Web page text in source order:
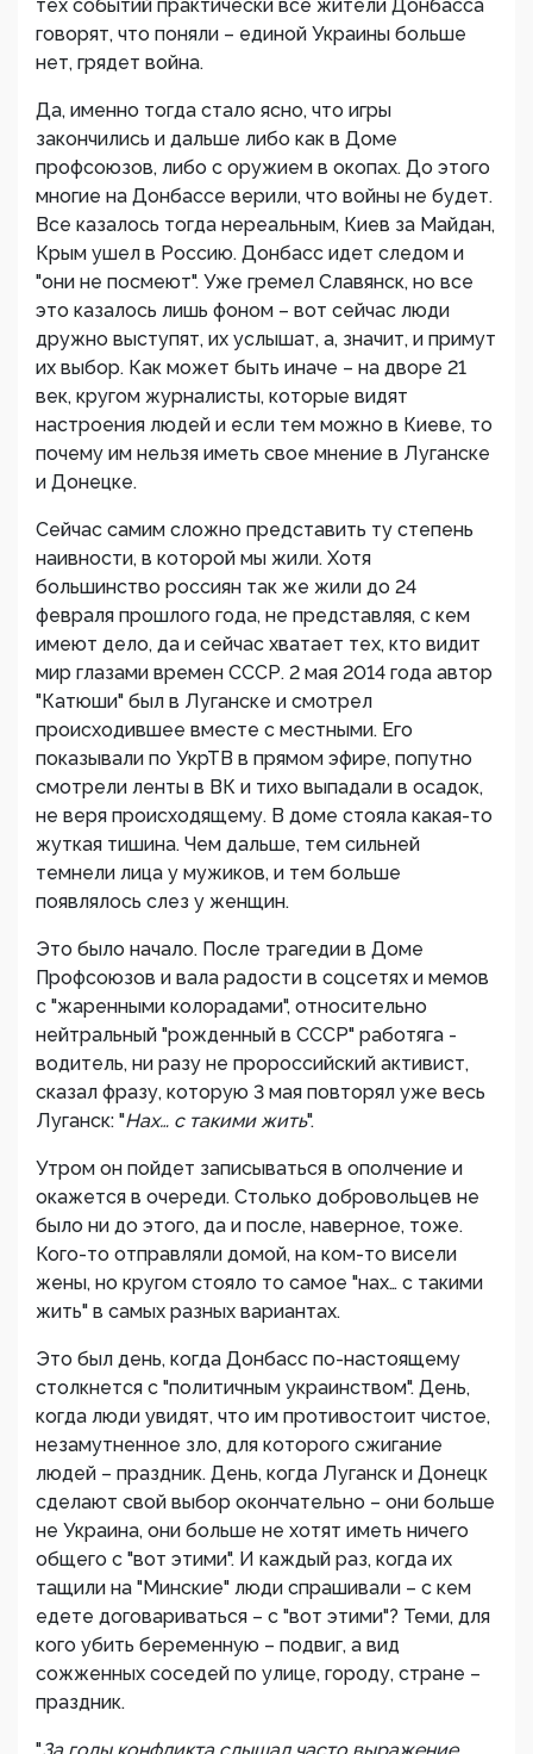
тех событий практически все жители Донбасса
говорят, что поняли – единой Украины больше
нет, грядет война.
Да, именно тогда стало ясно, что игры
закончились и дальше либо как в Доме
профсоюзов, либо с оружием в окопах. До этого
многие на Донбассе верили, что войны не будет.
Все казалось тогда нереальным, Киев за Майдан,
Крым ушел в Россию. Донбасс идет следом и
"они не посмеют". Уже гремел Славянск, но все
это казалось лишь фоном – вот сейчас люди
дружно выступят, их услышат, а, значит, и примут
их выбор. Как может быть иначе – на дворе 21
век, кругом журналисты, которые видят
настроения людей и если тем можно в Киеве, то
почему им нельзя иметь свое мнение в Луганске
и Донецке.
Сейчас самим сложно представить ту степень
наивности, в которой мы жили. Хотя
большинство россиян так же жили до 24
февраля прошлого года, не представляя, с кем
имеют дело, да и сейчас хватает тех, кто видит
мир глазами времен СССР. 2 мая 2014 года автор
"Катюши" был в Луганске и смотрел
происходившее вместе с местными. Его
показывали по УкрТВ в прямом эфире, попутно
смотрели ленты в ВК и тихо выпадали в осадок,
не веря происходящему. В доме стояла какая-то
жуткая тишина. Чем дальше, тем сильней
темнели лица у мужиков, и тем больше
появлялось слез у женщин.
Это было начало. После трагедии в Доме
Профсоюзов и вала радости в соцсетях и мемов
с "жаренными колорадами", относительно
нейтральный "рожденный в СССР" работяга -
водитель, ни разу не пророссийский активист,
сказал фразу, которую 3 мая повторял уже весь
Луганск: "Нах… с такими жить".
Утром он пойдет записываться в ополчение и
окажется в очереди. Столько добровольцев не
было ни до этого, да и после, наверное, тоже.
Кого-то отправляли домой, на ком-то висели
жены, но кругом стояло то самое "нах… с такими
жить" в самых разных вариантах.
Это был день, когда Донбасс по-настоящему
столкнется с "политичным украинством". День,
когда люди увидят, что им противостоит чистое,
незамутненное зло, для которого сжигание
людей – праздник. День, когда Луганск и Донецк
сделают свой выбор окончательно – они больше
не Украина, они больше не хотят иметь ничего
общего с "вот этими". И каждый раз, когда их
тащили на "Минские" люди спрашивали – с кем
едете договариваться – с "вот этими"? Теми, для
кого убить беременную – подвиг, а вид
сожженных соседей по улице, городу, стране –
праздник.